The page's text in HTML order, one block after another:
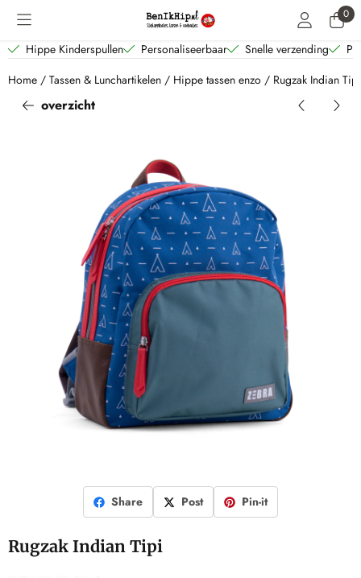
Cookievoorkeuren zijn beschikbaar. Kies instellingen of sta alle 0
Hippe Kinderspullen Personaliseerbaar Snelle verzending
Home / Tassen & Lunchartikelen / Hippe tassen enzo / Rugzak Indian Tipi
overzicht
Share Post Pin-it
Rugzak Indian Tipi